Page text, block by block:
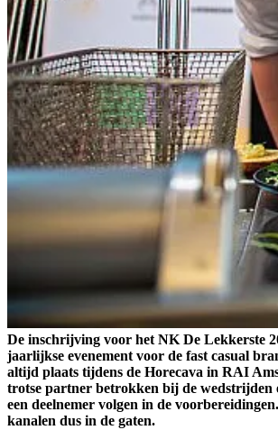
De inschrijving voor het NK De Lekkerste
jaarlijkse evenement voor de fast casual
altijd plaats tijdens de Horecava in RAI
trotse partner betrokken bij de wedstrijden
een deelnemer volgen in de
kanalen dus in de gaten.